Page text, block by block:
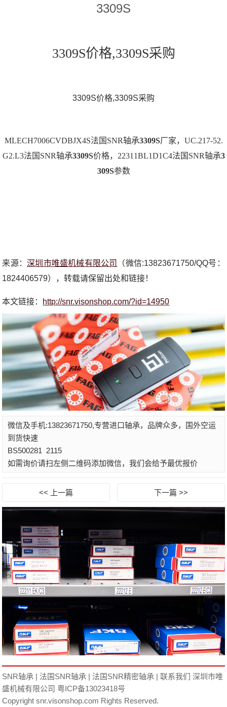
3309S
3309S价格,3309S采购
3309S价格,3309S采购
MLECH7006CVDBJX4S法国SNR轴承3309S厂家，UC.217-52.
G2.L3法国SNR轴承3309S价格，22311BL1D1C4法国SNR轴承3
309S参数
来源：深圳市唯盛机械有限公司
（微信:13823671750/QQ号：
1824406579），转载请保留出处和链接！
本文链接： http://snr.visonshop.com/?id=14950
微信及手机:13823671750,专营进口轴承，品牌众多，国外空运
到货快速
BS500281 2115
如需询价请扫左侧二维码添加微信，我们会给予最优报价
<< 上一篇 下一篇 >>
SNR轴承 | 法国SNR轴承 | 法国SNR精密轴承 |联系我们 深圳市唯
盛机械有限公司 粤ICP备13023418号
Copyright snr.visonshop.com Rights Reserved.